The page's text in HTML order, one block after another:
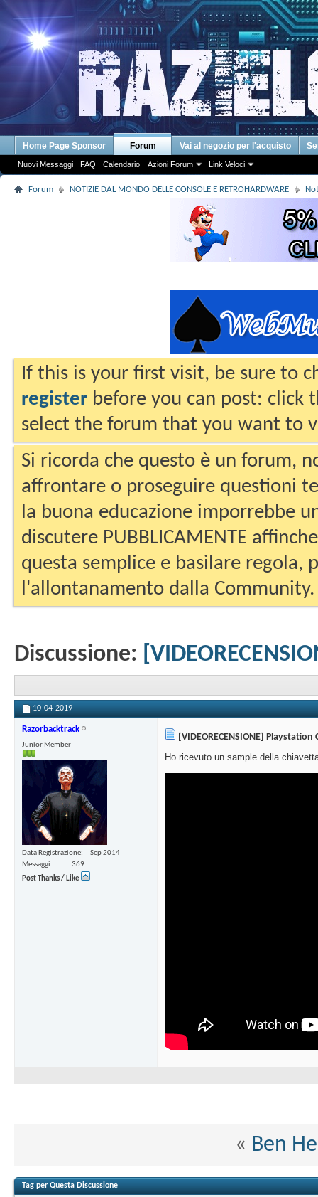
Home Page Sponsor Forum
Nuovi Messaggi FAQ Calendario Azioni Forum Link Veloci
Vai al negozio per l'acquisto
Forum NOTIZIE DAL MONDO DELLE CONSOLE E RETROHARDWARE
If this is your first visit, be sure to
register before you can post: click
select the forum that you want to
Si ricorda che questo è un forum,
affrontare o proseguire questioni
la buona educazione imporrebbe
discutere PUBBLICAMENTE
questa semplice e basilare regola,
l'allontanamento dalla Community.
Discussione:
10-04-2019
Razorbacktrack
Junior Member
Data Registrazione
Sep 2014
Messaggi
369
Post Thanks / Like
[VIDEORECENSIONE]
Ho ricevuto un sample della
« Ben
Tag per Questa Discussione